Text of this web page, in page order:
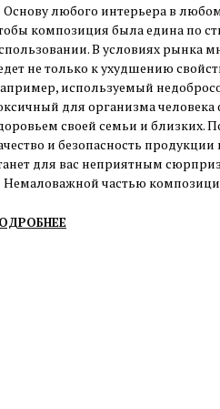
Основу любого интерьера в
композиция была едина по
В условиях рынка
не только к ухудшению
используемый
для организма
своей семьи и близких.
и безопасность
для вас неприятным
частью
что в комнате со
мебели мы чувствуем
чтобы учесть
проект. В любой момент вы